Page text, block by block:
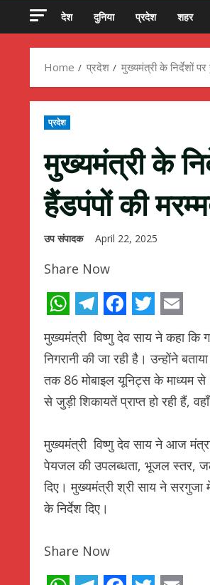
देश दुनिया प्रदेश शहर
Home प्रदेश मुख्यमंत्री के निर्देशों
प्रदेश
मुख्यमंत्री के
हैंडपंपों की
उप संपादक April 22, 2025
Share Now
WhatsApp
Telegram
Facebook
Twitter
मुख्यमंत्री विष्णु देव साय ने कहा
निगरानी की जा रही है। उन्होंने
तक 86 मोबाइल यूनिट्स के माध्यम से
से जुड़ी शिकायतें प्राप्त हो रही हैं,
मुख्यमंत्री विष्णु देव साय ने आज
पेयजल की उपलब्धता, भूजल स्तर, जल
दिए। मुख्यमंत्री श्री साय ने सरगुजा
के निर्देश दिए।
Share Now